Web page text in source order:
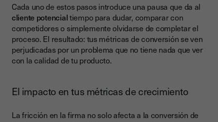
Cada uno de estos pasos introduce una pausa que da al
cliente potencialtiempo para dudar, comparar con
competidores o simplemente olvidarse de completar el
proceso. El resultado: tus métricas de conversión se ven
perjudicadas por un problema que no tiene nada que ver
con la calidad de tu producto.
El impacto en tus métricas de crecimiento
La fricción en la firma no solo afecta a la conversión de